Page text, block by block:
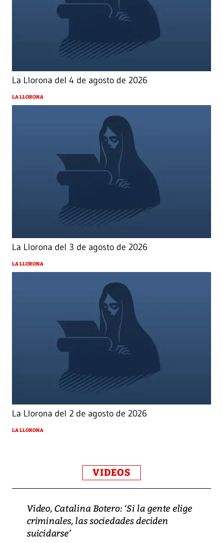
La Llorona del 4 de agosto de 2026
LA LLORONA
La Llorona del 3 de agosto de 2026
LA LLORONA
La Llorona del 2 de agosto de 2026
LA LLORONA
VIDEOS
Video, Catalina Botero: ‘Si la gente elige
criminales, las sociedades deciden
suicidarse’